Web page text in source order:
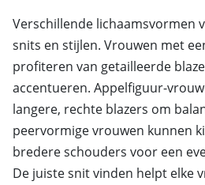
Verschillende lichaamsvormen
snits en stijlen. Vrouwen met
profiteren van getailleerde
accentueren. Appelfiguur-
langere, rechte blazers om
peervormige vrouwen kunnen
bredere schouders voor een
De juiste snit vinden helpt elke